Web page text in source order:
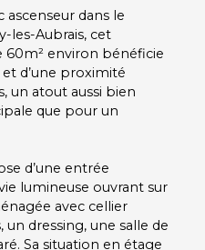
ascenseur dans le
les-Aubrais, cet
environ bénéficie
et d’une proximité
un atout aussi bien
que pour un
d’une entrée
lumineuse ouvrant sur
avec cellier
dressing, une salle de
Sa situation en étage